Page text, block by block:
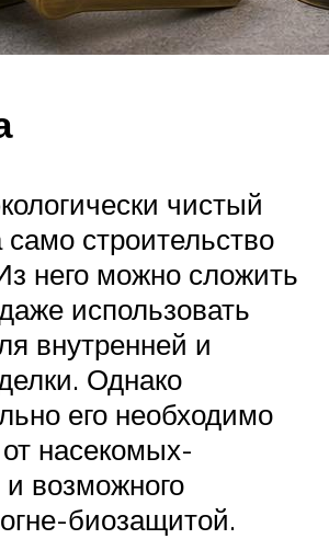
чистый
строительство
него можно сложить
использовать
внутренней и
Однако
его необходимо
насекомых-
возможного
биозащитой.